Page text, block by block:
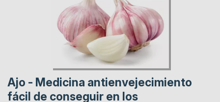
Ajo - Medicina antienvejecimiento
fácil de conseguir en los